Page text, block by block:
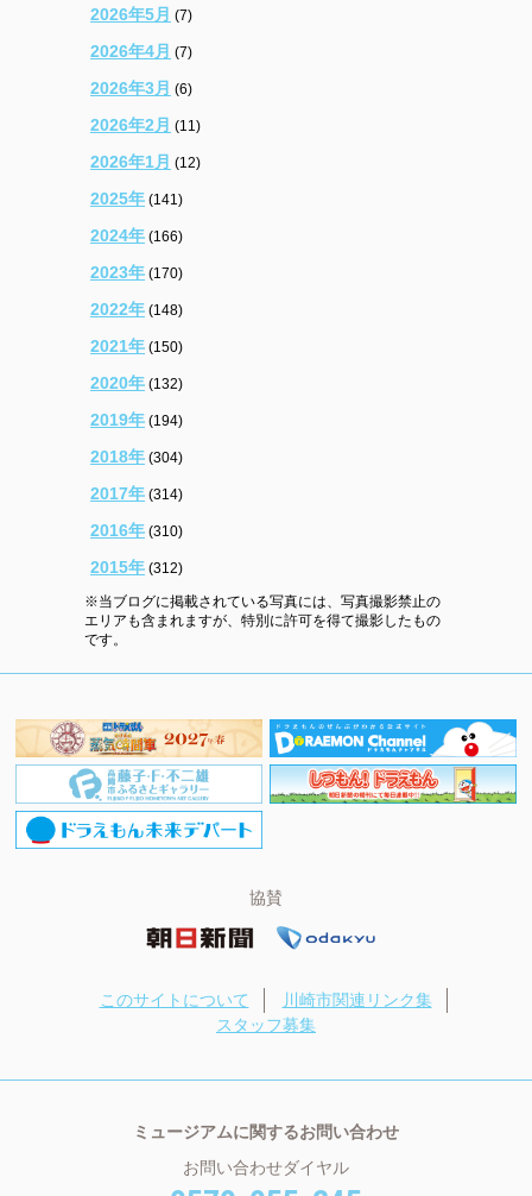
2026年5月 (7)
2026年4月 (7)
2026年3月 (6)
2026年2月 (11)
2026年1月 (12)
2025年 (141)
2024年 (166)
2023年 (170)
2022年 (148)
2021年 (150)
2020年 (132)
2019年 (194)
2018年 (304)
2017年 (314)
2016年 (310)
2015年 (312)
※当ブログに掲載されている写真には、写真撮影禁止の
エリアも含まれますが、特別に許可を得て撮影したもの
です。
協賛
このサイトについて
川崎市関連リンク集
スタッフ募集
ミュージアムに関するお問い合わせ
お問い合わせダイヤル